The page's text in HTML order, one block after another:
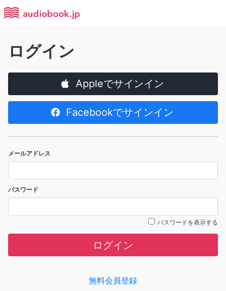
ログイン
Appleでサインイン
Facebookでサインイン
メールアドレス
パスワード
パスワードを表示する
ログイン
無料会員登録